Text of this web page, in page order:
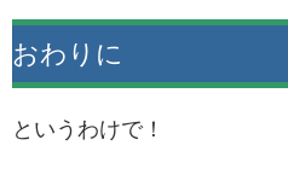
おわりに
というわけで！